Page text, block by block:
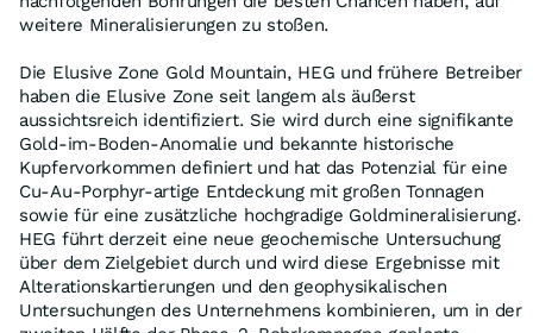
weitere Mineralisierungen zu stoßen.
Die Elusive Zone Gold Mountain, HEG und frühere Betreiber
haben die Elusive Zone seit langem als äußerst
aussichtsreich identifiziert. Sie wird durch eine signifikante
Gold-im-Boden-Anomalie und bekannte historische
Kupfervorkommen definiert und hat das Potenzial für eine
Cu-Au-Porphyr-artige Entdeckung mit großen Tonnagen
sowie für eine zusätzliche hochgradige Goldmineralisierung.
HEG führt derzeit eine neue geochemische Untersuchung
über dem Zielgebiet durch und wird diese Ergebnisse mit
Alterationskartierungen und den geophysikalischen
Untersuchungen des Unternehmens kombinieren, um in der